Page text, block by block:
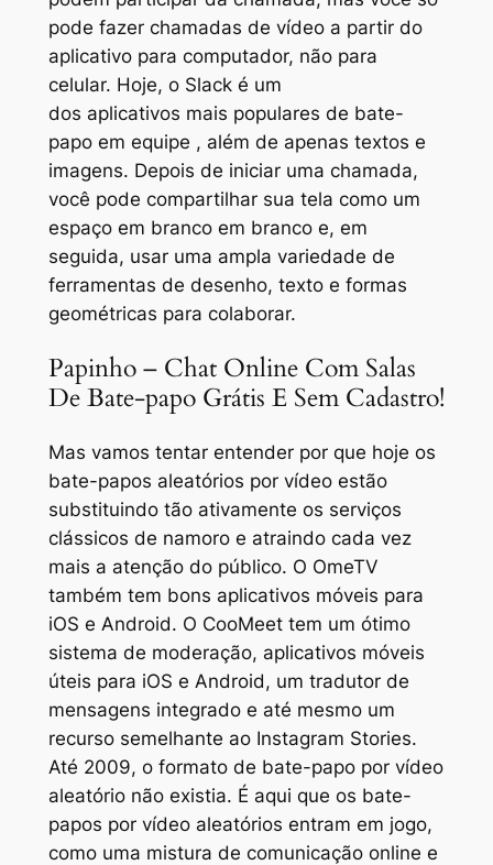
pode fazer chamadas de vídeo a partir do
aplicativo para computador, não para
celular. Hoje, o Slack é um
dos aplicativos mais populares de bate-
papo em equipe , além de apenas textos e
imagens. Depois de iniciar uma chamada,
você pode compartilhar sua tela como um
espaço em branco em branco e, em
seguida, usar uma ampla variedade de
ferramentas de desenho, texto e formas
geométricas para colaborar.
Papinho – Chat Online Com Salas
De Bate-papo Grátis E Sem Cadastro!
Mas vamos tentar entender por que hoje os
bate-papos aleatórios por vídeo estão
substituindo tão ativamente os serviços
clássicos de namoro e atraindo cada vez
mais a atenção do público. O OmeTV
também tem bons aplicativos móveis para
iOS e Android. O CooMeet tem um ótimo
sistema de moderação, aplicativos móveis
úteis para iOS e Android, um tradutor de
mensagens integrado e até mesmo um
recurso semelhante ao Instagram Stories.
Até 2009, o formato de bate-papo por vídeo
aleatório não existia. É aqui que os bate-
papos por vídeo aleatórios entram em jogo,
como uma mistura de comunicação online e